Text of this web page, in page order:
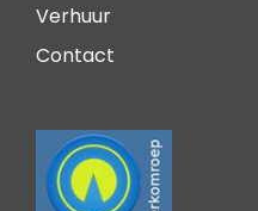
Verhuur
Contact